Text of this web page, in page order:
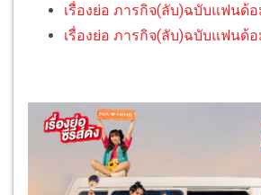
เรื่องย่อ ภารกิจ(ลับ)ฉบับแฟนด้อ
เรื่องย่อ ภารกิจ(ลับ)ฉบับแฟนด้อ